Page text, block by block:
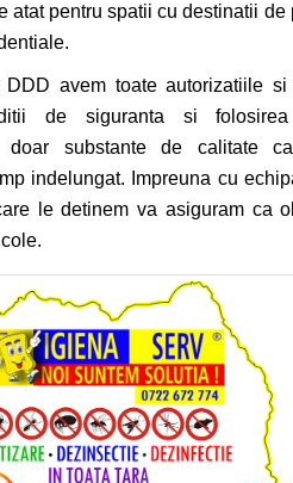
atat pentru spatii cu destinatii
DDD avem toate autorizatiile
de siguranta si folosirea
doar substante de calitate
indelungat. Impreuna cu
le detinem va asiguram ca